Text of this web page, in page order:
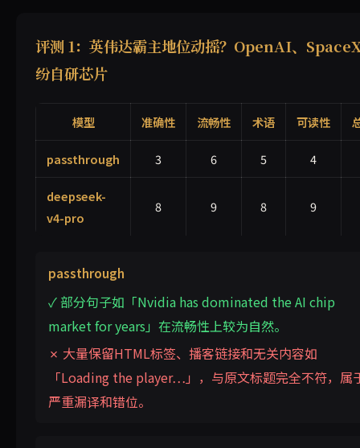
评测 1：英伟达霸主地位动摇？OpenAI、
纷自研芯片
模型 准确性 流畅性 术语 可读性
passthrough 3 6 5 4
deepseek-
v4-pro
8 9 8 9
passthrough
✓ 部分句子如「Nvidia has dominated the AI chip
market for years」在流畅性上较为自然。
✗ 大量保留HTML标签、播客链接和无关内容如
「Loading the player…」，与原文标题完全不符，属
严重漏译和错位。